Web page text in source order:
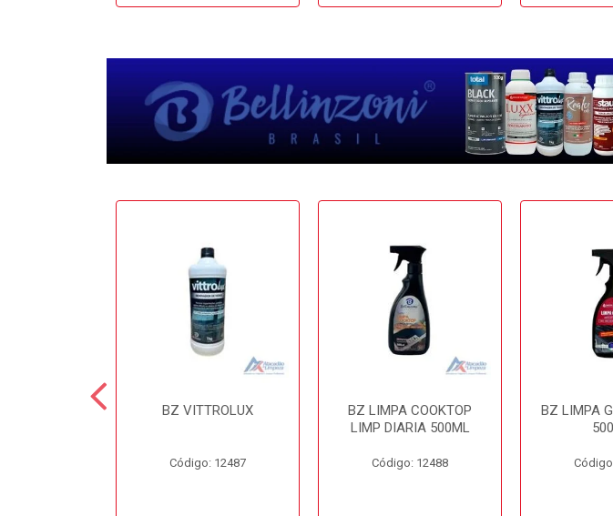
BZ VITTROLUX
Código: 12487
BZ LIMPA COOKTOP
LIMP DIARIA 500ML
Código: 12488
BZ LIMPA